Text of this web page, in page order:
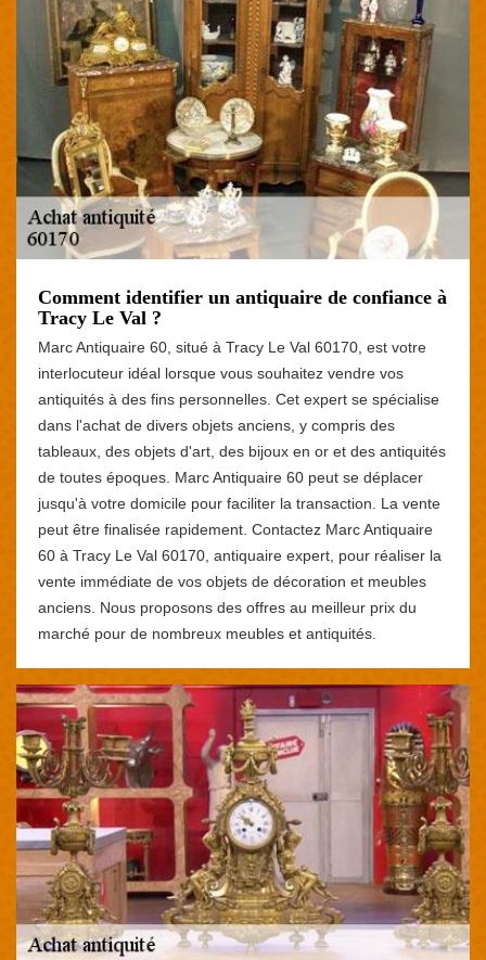
Comment identifier un antiquaire de confiance à
Tracy Le Val ?
Marc Antiquaire 60, situé à Tracy Le Val 60170, est votre
interlocuteur idéal lorsque vous souhaitez vendre vos
antiquités à des fins personnelles. Cet expert se spécialise
dans l'achat de divers objets anciens, y compris des
tableaux, des objets d'art, des bijoux en or et des antiquités
de toutes époques. Marc Antiquaire 60 peut se déplacer
jusqu'à votre domicile pour faciliter la transaction. La vente
peut être finalisée rapidement. Contactez Marc Antiquaire
60 à Tracy Le Val 60170, antiquaire expert, pour réaliser la
vente immédiate de vos objets de décoration et meubles
anciens. Nous proposons des offres au meilleur prix du
marché pour de nombreux meubles et antiquités.